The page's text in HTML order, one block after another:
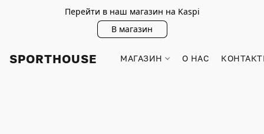
Перейти в наш магазин на Kaspi
В магазин
SPORTHOUSE МАГАЗИН О НАС